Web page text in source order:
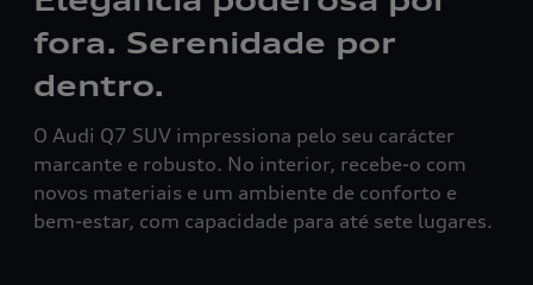
fora. Serenidade por
dentro.
O Audi Q7 SUV impressiona pelo seu carácter
marcante e robusto. No interior, recebe-o com
novos materiais e um ambiente de conforto e
bem-estar, com capacidade para até sete lugares.